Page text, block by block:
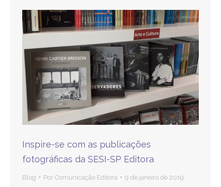
Inspire-se com as publicações
fotográficas da SESI-SP Editora
Blog Por Comunicação Editora 9 de janeiro de 2019